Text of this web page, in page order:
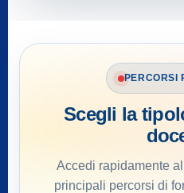
PERCORSI
Scegli la
Accedi rapidamente
principali percorsi di